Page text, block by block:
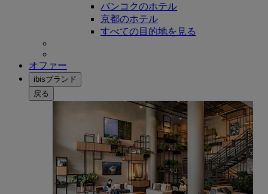
バンコクのホテル
京都のホテル
すべての目的地を見る
オファー
ibisブランド
戻る